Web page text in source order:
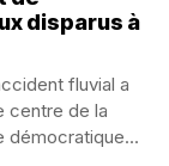
disparus à
fluvial a
centre de la
démocratique...